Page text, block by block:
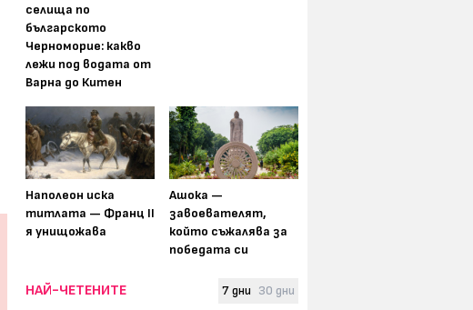
селища по
българското
Черноморие: какво
лежи под водата от
Варна до Китен
Наполеон иска
титлата — Франц II
я унищожава
Ашока —
завоевателят,
който съжалява за
победата си
НАЙ-ЧЕТЕНИТЕ 7 дни 30 дни